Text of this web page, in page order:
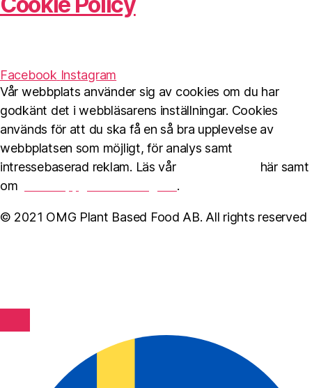
Facebook Instagram
Vår webbplats använder sig av cookies om du har
godkänt det i webbläsarens inställningar. Cookies
används för att du ska få en så bra upplevelse av
webbplatsen som möjligt, för analys samt
intressebaserad reklam. Läs vår
här samt
om
.
© 2021 OMG Plant Based Food AB. All rights reserved